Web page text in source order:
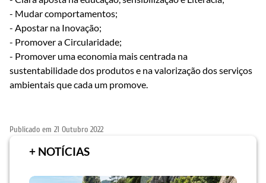
- Mudar comportamentos;
- Apostar na Inovação;
- Promover a Circularidade;
- Promover uma economia mais centrada na
sustentabilidade dos produtos e na valorização dos serviços
ambientais que cada um promove.
Publicado em 21 Outubro 2022
+ NOTÍCIAS